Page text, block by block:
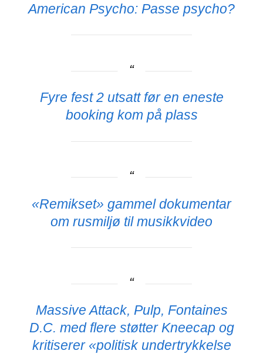
American Psycho: Passe psycho?
Fyre fest 2 utsatt før en eneste
booking kom på plass
«Remikset» gammel dokumentar
om rusmiljø til musikkvideo
Massive Attack, Pulp, Fontaines
D.C. med flere støtter Kneecap og
kritiserer «politisk undertrykkelse